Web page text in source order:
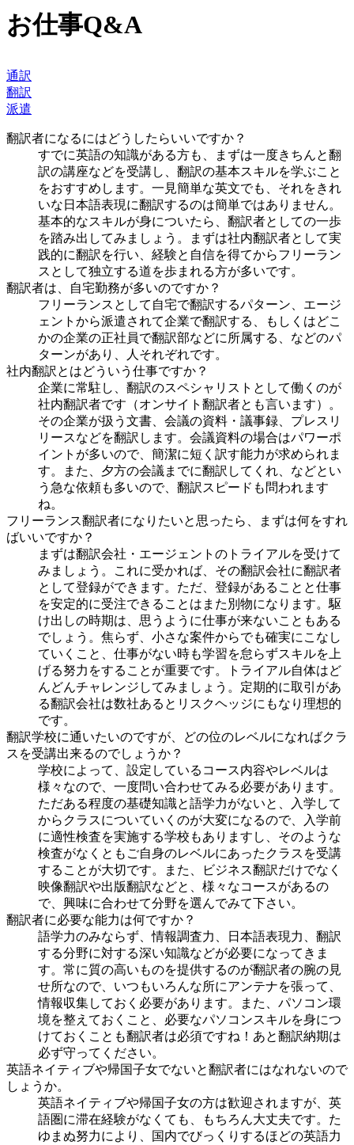
お仕事Q&A
通訳
翻訳
派遣
翻訳者になるにはどうしたらいいですか？
すでに英語の知識がある方も、まずは一度きちんと翻
訳の講座などを受講し、翻訳の基本スキルを学ぶこと
をおすすめします。一見簡単な英文でも、それをきれ
いな日本語表現に翻訳するのは簡単ではありません。
基本的なスキルが身についたら、翻訳者としての一歩
を踏み出してみましょう。まずは社内翻訳者として実
践的に翻訳を行い、経験と自信を得てからフリーラン
スとして独立する道を歩まれる方が多いです。
翻訳者は、自宅勤務が多いのですか？
フリーランスとして自宅で翻訳するパターン、エージ
ェントから派遣されて企業で翻訳する、もしくはどこ
かの企業の正社員で翻訳部などに所属する、などのパ
ターンがあり、人それぞれです。
社内翻訳とはどういう仕事ですか？
企業に常駐し、翻訳のスペシャリストとして働くのが
社内翻訳者です（オンサイト翻訳者とも言います）。
その企業が扱う文書、会議の資料・議事録、プレスリ
リースなどを翻訳します。会議資料の場合はパワーポ
イントが多いので、簡潔に短く訳す能力が求められま
す。また、夕方の会議までに翻訳してくれ、などとい
う急な依頼も多いので、翻訳スピードも問われます
ね。
フリーランス翻訳者になりたいと思ったら、まずは何をすれ
ばいいですか？
まずは翻訳会社・エージェントのトライアルを受けて
みましょう。これに受かれば、その翻訳会社に翻訳者
として登録ができます。ただ、登録があることと仕事
を安定的に受注できることはまた別物になります。駆
け出しの時期は、思うように仕事が来ないこともある
でしょう。焦らず、小さな案件からでも確実にこなし
ていくこと、仕事がない時も学習を怠らずスキルを上
げる努力をすることが重要です。トライアル自体はど
んどんチャレンジしてみましょう。定期的に取引があ
る翻訳会社は数社あるとリスクヘッジにもなり理想的
です。
翻訳学校に通いたいのですが、どの位のレベルになればクラ
スを受講出来るのでしょうか？
学校によって、設定しているコース内容やレベルは
様々なので、一度問い合わせてみる必要があります。
ただある程度の基礎知識と語学力がないと、入学して
からクラスについていくのが大変になるので、入学前
に適性検査を実施する学校もありますし、そのような
検査がなくともご自身のレベルにあったクラスを受講
することが大切です。また、ビジネス翻訳だけでなく
映像翻訳や出版翻訳などと、様々なコースがあるの
で、興味に合わせて分野を選んでみて下さい。
翻訳者に必要な能力は何ですか？
語学力のみならず、情報調査力、日本語表現力、翻訳
する分野に対する深い知識などが必要になってきま
す。常に質の高いものを提供するのが翻訳者の腕の見
せ所なので、いつもいろんな所にアンテナを張って、
情報収集しておく必要があります。また、パソコン環
境を整えておくこと、必要なパソコンスキルを身につ
けておくことも翻訳者は必須ですね！あと翻訳納期は
必ず守ってください。
英語ネイティブや帰国子女でないと翻訳者にはなれないので
しょうか。
英語ネイティブや帰国子女の方は歓迎されますが、英
語圏に滞在経験がなくても、もちろん大丈夫です。た
ゆまぬ努力により、国内でびっくりするほどの英語力